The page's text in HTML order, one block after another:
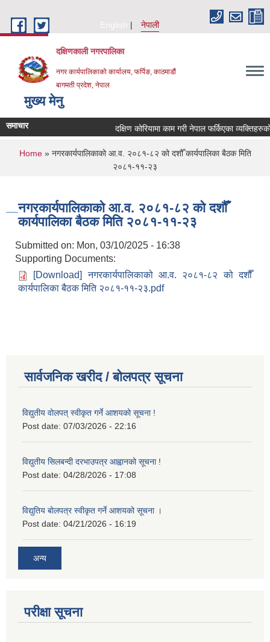
English
नेपाली
दक्षिणकाली नगरपालिका
नगर कार्यपालिकाको कार्यालय, फर्पिङ, काठमाडौं
बागमती प्रदेश, नेपाल
मुख्य मेनु
समाचार दक्षिण कोरियामा काम गरी नेपाल फर्किएका
You are here
Home» नगरकार्यपालिकाको आ.व. २०८१-८२ को दशौँ कार्यपालिका बैठक मिति
२०८१-११-२३
नगरकार्यपालिकाको आ.व. २०८१-८२ को दशौँ
कार्यपालिका बैठक मिति २०८१-११-२३
Submitted on: Mon, 03/10/2025 - 16:38
Supporting Documents:
[Download] नगरकार्यपालिकाको आ.व. २०८१-८२ को दशौँ
कार्यपालिका बैठक मिति २०८१-११-२३.pdf
सार्वजनिक खरीद / बोलपत्र सूचना
विद्युतीय वोलपत् स्वीकृत गर्ने आशयको सूचना !
Post date: 07/03/2026 - 22:16
विद्युतीय सिलबन्दी दरभाउपत्र आह्वानको सूचना !
Post date: 04/28/2026 - 17:08
विद्युतिय बोलपत्र स्वीकृत गर्ने आशयको सूचना ।
Post date: 04/21/2026 - 16:19
अन्य
परीक्षा सूचना